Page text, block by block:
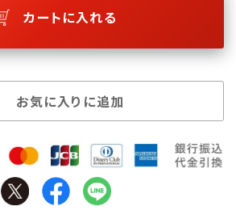
カートに入れる
お気に入りに追加